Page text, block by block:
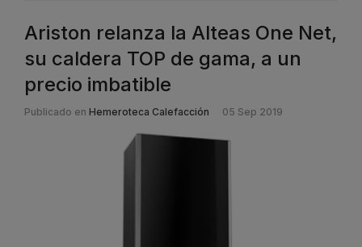
Ariston relanza la Alteas One Net,
su caldera TOP de gama, a un
precio imbatible
Publicado en Hemeroteca Calefacción 05 Sep 2019